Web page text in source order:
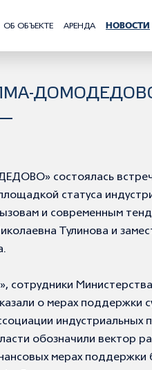
ОБ ОБЪЕКТЕ АРЕНДА НОВОСТИ
ЭЛМА-
состоялась
статуса
и современным
Тулинова и
сотрудники
о мерах поддержки
индустриальных
обозначили вектор
мерах поддержки